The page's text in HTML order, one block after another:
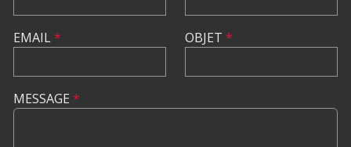
EMAIL* OBJET *
MESSAGE *